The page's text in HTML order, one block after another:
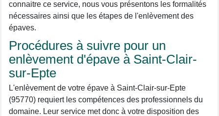
connaitre ce service, nous vous présentons les formalités
nécessaires ainsi que les étapes de l'enlèvement des
épaves.
Procédures à suivre pour un
enlèvement d'épave à Saint-Clair-
sur-Epte
L'enlèvement de votre épave à Saint-Clair-sur-Epte
(95770) requiert les compétences des professionnels du
domaine. Leur service met donc à votre disposition des